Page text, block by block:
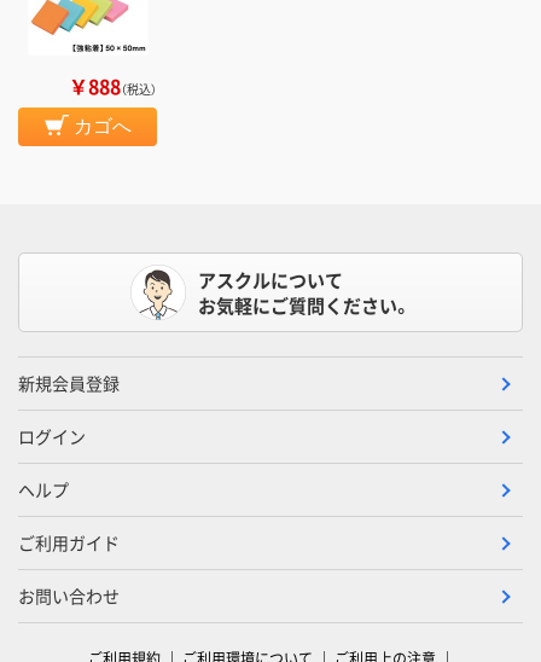
￥888（税込）
カゴへ
アスクルについて
お気軽にご質問ください。
新規会員登録
ログイン
ヘルプ
ご利用ガイド
お問い合わせ